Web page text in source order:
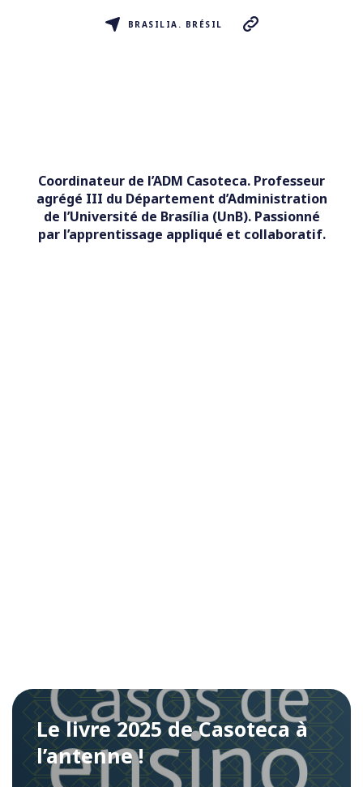
BRASILIA. BRÉSIL
Coordinateur de l’ADM Casoteca. Professeur
agrégé III du Département d’Administration
de l’Université de Brasília (UnB). Passionné
par l’apprentissage appliqué et collaboratif.
Le livre 2025 de Casoteca à
l’antenne !